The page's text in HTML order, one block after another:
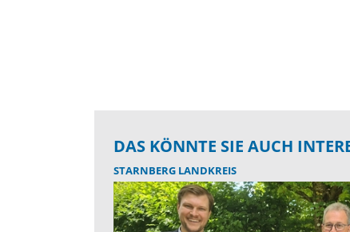
DAS KÖNNTE SIE AUCH
STARNBERG LANDKREIS